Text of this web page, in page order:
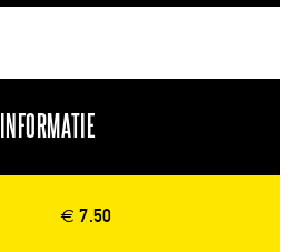
INFORMATIE
€ 7.50